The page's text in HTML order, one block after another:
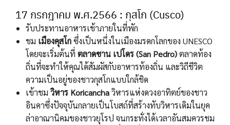
17 กรกฎาคม พ.ศ.2566 : กุสโก (Cusco)
รับประทานอาหารเช้าภายในที่พัก
ชม เมืองคุสโกซึ่งเป็นหนึ่งในเมืองมรดกโลกของ UNESCO
โดยจะเริ่มต้นที่ ตลาดซาน เปโดร (San Pedro)ตลาดท้อง
ถิ่นที่จะทำให้คุณได้สัมผัสกับอาหารท้องถิ่น และวิถีชีวิต
ความเป็นอยู่ของชาวกุสโกแบบใกล้ชิด
เข้าชม วิหาร Koricanchaวิหารแห่งดวงอาทิตย์ของชาว
อินคาซึ่งปัจจุบันกลายเป็นโบสถ์ที่สร้างทับวิหารเดิมในยุค
ล่าอาณานิคมของชาวยุโรป จนกระทั่งได้เวลาอันสมควรชม